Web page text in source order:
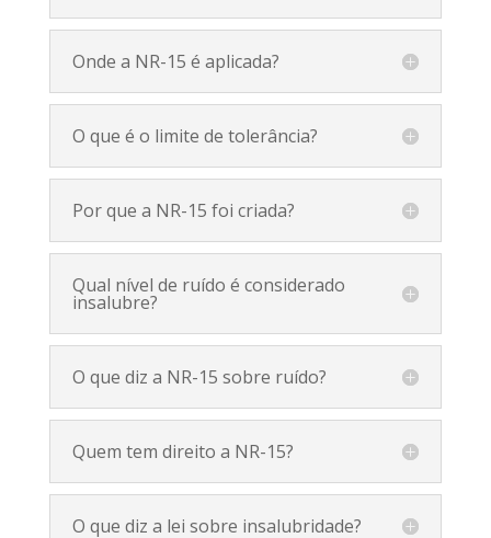
Onde a NR-15 é aplicada?
O que é o limite de tolerância?
Por que a NR-15 foi criada?
Qual nível de ruído é considerado
insalubre?
O que diz a NR-15 sobre ruído?
Quem tem direito a NR-15?
O que diz a lei sobre insalubridade?